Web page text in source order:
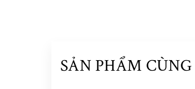
SẢN PHẨM